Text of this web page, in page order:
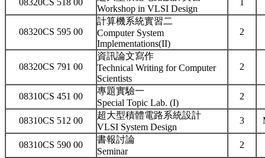
08320CS 518 00
Workshop in VLSI Design
08320CS 595 00
計算機系統實習二
Computer System
Implementations(II)
2
08320CS 791 00
資訊論文寫作
Technical Writing for Computer
Scientists
2
08310CS 451 00
專題實驗一
Special Topic Lab. (I)
2
08310CS 512 00
超大型積體電路系統設計
VLSI System Design
3
08310CS 590 00
書報討論
Seminar
2